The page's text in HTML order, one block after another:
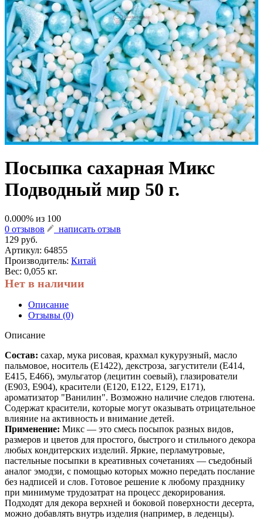
Посыпка сахарная Микс
Подводный мир 50 г.
0.000% из 100
0 отзывов
написать отзыв
129 руб.
Артикул: 64855
Производитель: Китай
Вес: 0,055 кг.
Нет в наличии
Описание
Отзывы (0)
Описание
Состав: сахар, мука рисовая, крахмал кукурузный, масло
пальмовое, носитель (Е1422), декстроза, загустители (Е414,
Е415, Е466), эмульгатор (лецитин соевый), глазирователи
(Е903, Е904), красители (Е120, Е122, Е129, Е171),
ароматизатор "Ванилин". Возможно наличие следов глютена.
Содержат красители, которые могут оказывать отрицательное
влияние на активность и внимание детей.
Применение: Микс — это смесь посыпок разных видов,
размеров и цветов для простого, быстрого и стильного декора
любых кондитерских изделий. Яркие, перламутровые,
пастельные посыпки в креативных сочетаниях — съедобный
аналог эмодзи, с помощью которых можно передать послание
без надписей и слов. Готовое решение к любому празднику
при минимуме трудозатрат на процесс декорирования.
Подходят для декора верхней и боковой поверхности десерта,
можно добавлять внутрь изделия (например, в леденцы).